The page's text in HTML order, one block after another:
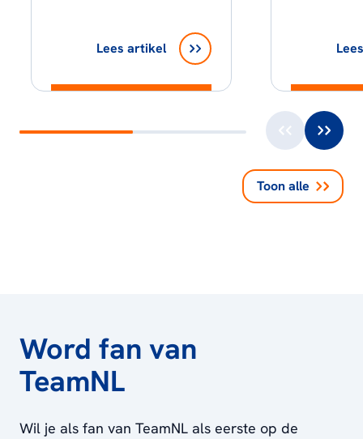
Lees artikel
Toon alle
Word fan van
TeamNL
Wil je als fan van TeamNL als eerste op de